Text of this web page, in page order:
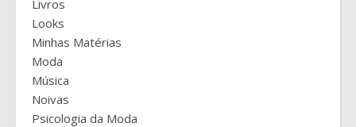
Livros
Looks
Minhas Matérias
Moda
Música
Noivas
Psicologia da Moda